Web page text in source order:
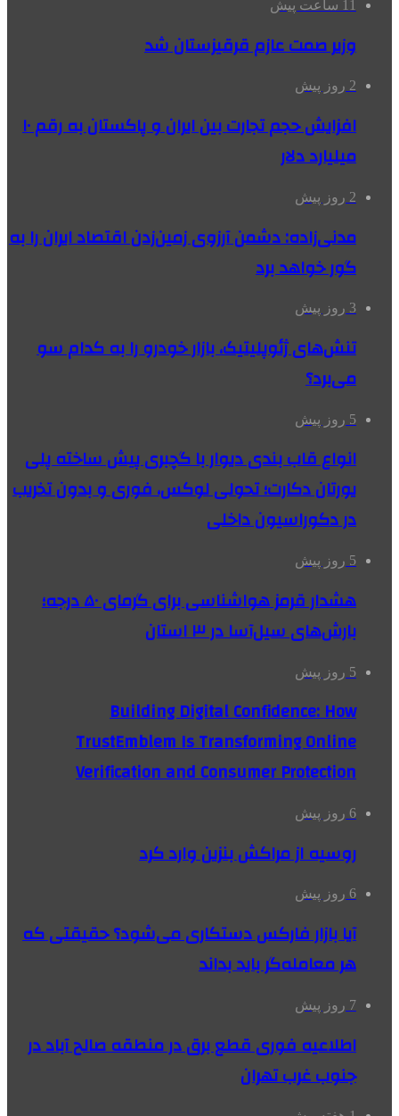
11 ساعت پیش
وزیر صمت عازم قرقیزستان شد
2 روز پیش
افزایش حجم تجارت بین ایران و پاکستان به رقم ۱۰
میلیارد دلار
2 روز پیش
مدنی‌زاده: دشمن آرزوی زمین‌زدن اقتصاد ایران را به
گور خواهد برد
3 روز پیش
تنش‌های ژئوپلیتیک، بازار خودرو را به کدام سو
می‌برد؟
5 روز پیش
انواع قاب بندی دیوار با گچبری پیش ساخته پلی
یورتان دکارت؛ تحولی لوکس، فوری و بدون تخریب
در دکوراسیون داخلی
5 روز پیش
هشدار قرمز هواشناسی برای گرمای ۵۰ درجه؛
بارش‌های سیل‌آسا در ۳ استان
5 روز پیش
Building Digital Confidence: How
TrustEmblem Is Transforming Online
Verification and Consumer Protection
6 روز پیش
روسیه از مراکش بنزین وارد کرد
6 روز پیش
آیا بازار فارکس دستکاری می‌شود؟ حقیقتی که
هر معامله‌گر باید بداند
7 روز پیش
اطلاعیه فوری قطع برق در منطقه صالح آباد در
جنوب غرب تهران